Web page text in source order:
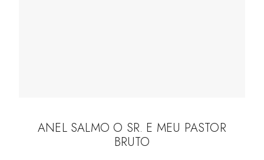
ANEL SALMO O SR. E MEU PASTOR
BRUTO